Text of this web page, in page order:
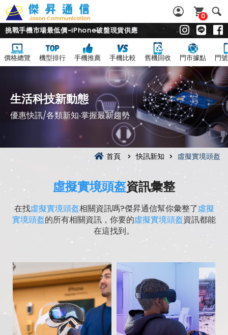
0
挑戰手機市場最低價~iPhone破盤現貨供應
價格總覽 機型排行 手機推薦 手機比較 舊機回收 門市據點 門
生活科技新動態
優惠快訊/各類新知‧掌握最新趨勢
首頁 快訊新知 虛擬實境頭盔
虛擬實境頭盔資訊彙整
在找虛擬實境頭盔相關資訊嗎?傑昇通信幫你彙整了虛擬
實境頭盔的所有相關資訊，你要的虛擬實境頭盔資訊都能
在這找到。